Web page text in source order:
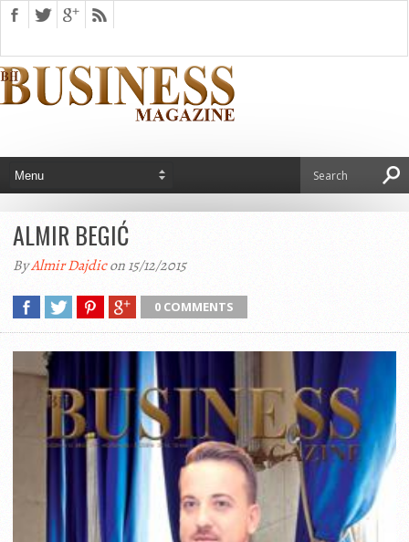
ALMIR BEGIĆ
ByAlmir Dajdicon 15/12/2015
0 COMMENTS